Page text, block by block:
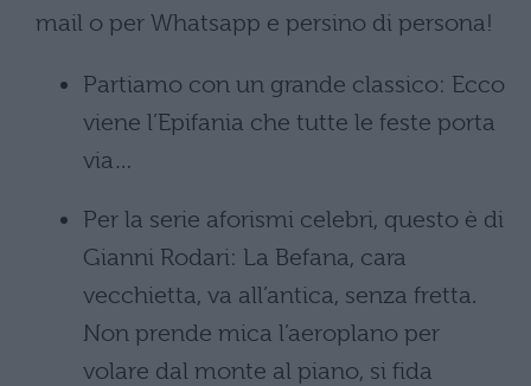
mail o per Whatsapp e persino di persona!
Partiamo con un grande classico: Ecco
viene l’Epifania che tutte le feste porta
via…
Per la serie aforismi celebri, questo è di
Gianni Rodari: La Befana, cara
vecchietta, va all’antica, senza fretta.
Non prende mica l’aeroplano per
volare dal monte al piano, si fida